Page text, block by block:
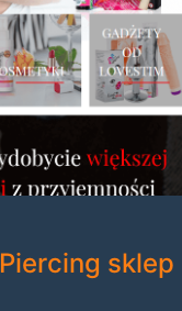
Piercing sklep